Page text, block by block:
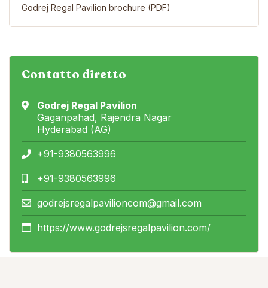
Godrej Regal Pavilion brochure (PDF)
Contatto diretto
Godrej Regal Pavilion
Gaganpahad, Rajendra Nagar
Hyderabad (AG)
+91-9380563996
+91-9380563996
godrejsregalpavilioncom@gmail.com
https://www.godrejsregalpavilion.com/